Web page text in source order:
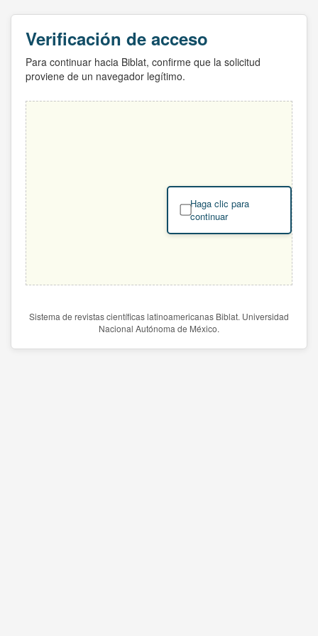
Verificación de acceso
Para continuar hacia Biblat, confirme que la solicitud
proviene de un navegador legítimo.
Haga clic para
continuar
Sistema de revistas científicas latinoamericanas Biblat. Universidad
Nacional Autónoma de México.